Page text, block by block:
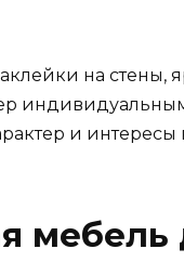
на
и
мебель